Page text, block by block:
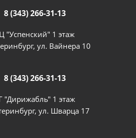
8 (343) 266-31-13
"Успенский" 1 этаж
ул. Вайнера 10
8 (343) 266-31-13
"Дирижабль" 1 этаж
ул. Шварца 17